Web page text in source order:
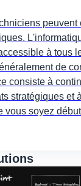
peuvent
à tous
de
consiste à
stratégiques et
vous soyez